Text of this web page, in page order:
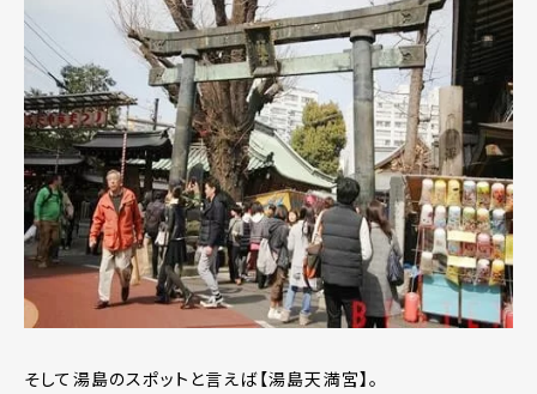
そして湯島のスポットと言えば【湯島天満宮】。